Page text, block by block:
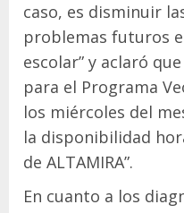
caso, es disminuir
problemas futuros
escolar” y aclaró
para el Programa
los miércoles del
la disponibilidad
de ALTAMIRA”.
En cuanto a los